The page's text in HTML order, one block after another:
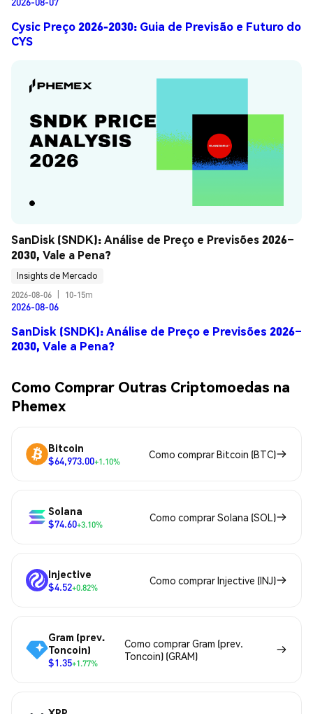
Cysic Preço 2026-2030: Guia de Previsão e Futuro do
CYS
SanDisk (SNDK): Análise de Preço e Previsões 2026–
2030, Vale a Pena?
Insights de Mercado
2026-08-06
10-15m
2026-08-06
SanDisk (SNDK): Análise de Preço e Previsões 2026–
2030, Vale a Pena?
Como Comprar Outras Criptomoedas na
Phemex
Bitcoin
$64,973.00+1.10%
Como comprar Bitcoin (BTC)
Solana
$74.60+3.10%
Como comprar Solana (SOL)
Injective
$4.52+0.82%
Como comprar Injective (INJ)
Gram (prev.
Toncoin)
$1.35+1.77%
Como comprar Gram (prev.
Toncoin) (GRAM)